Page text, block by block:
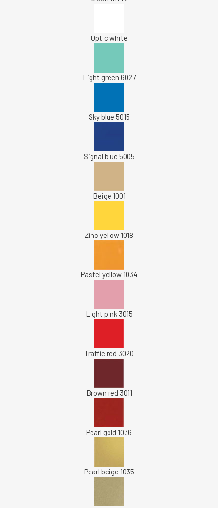
Optic white
Light green 6027
Sky blue 5015
Signal blue 5005
Beige 1001
Zinc yellow 1018
Pastel yellow 1034
Light pink 3015
Traffic red 3020
Brown red 3011
Pearl gold 1036
Pearl beige 1035